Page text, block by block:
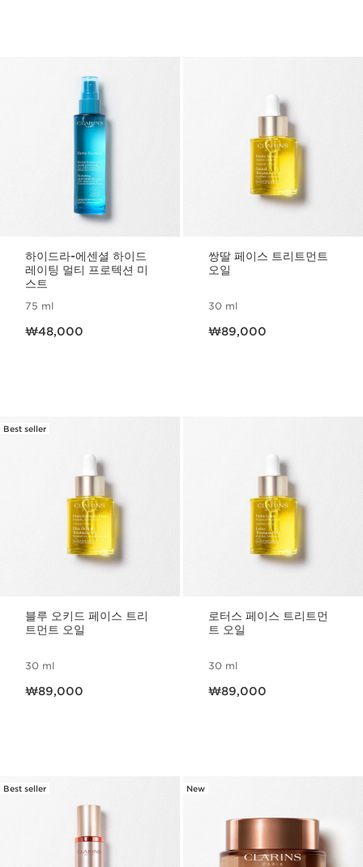
하이드라-에센셜 하이드
레이팅 멀티 프로텍션 미
스트
75 ml
₩48,000
쌍딸 페이스 트리트먼트
오일
30 ml
₩89,000
Best seller
블루 오키드 페이스 트리
트먼트 오일
30 ml
₩89,000
로터스 페이스 트리트먼
트 오일
30 ml
₩89,000
Best seller New